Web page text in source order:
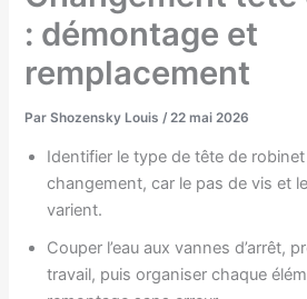
: démontage et
remplacement
ParShozensky Louis /22 mai 2026
Identifier le type de tête de
changement, car le pas de vis et
varient.
Couper l’eau aux vannes d’arrêt,
travail, puis organiser chaque